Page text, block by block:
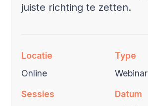
juiste richting te zetten.
Locatie
Online
Type
Webinar
Sessies
Datum